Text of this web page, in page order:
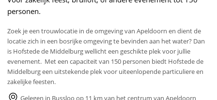
personen.
Zoek je een trouwlocatie in de omgeving van Apeldoorn en dient de
locatie zich in een bosrijke omgeving te bevinden aan het water? Dan
is Hofstede de Middelburg wellicht een geschikte plek voor jullie
evenement. Met een capaciteit van 150 personen biedt Hofstede de
Middelburg een uitstekende plek voor uiteenlopende particuliere en
zakelijke feesten.
Gelegen in Bussloo op 11 km van het centrum van Apeldoorn